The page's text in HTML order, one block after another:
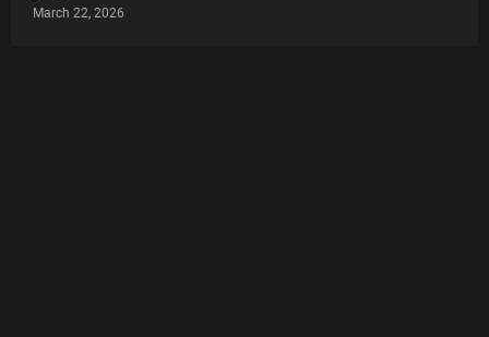
March 22, 2026